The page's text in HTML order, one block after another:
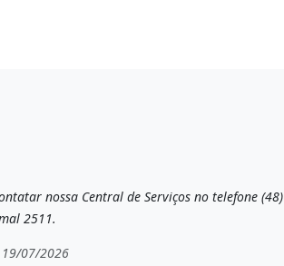
nossa Central de Serviços no telefone (48)
2511.
19/07/2026